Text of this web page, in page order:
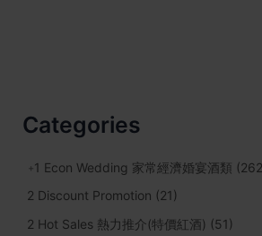
Categories
1 Econ Wedding 家常經濟婚宴酒類
2 Discount Promotion (21)
2 Hot Sales 熱力推介(特價紅酒) (51)